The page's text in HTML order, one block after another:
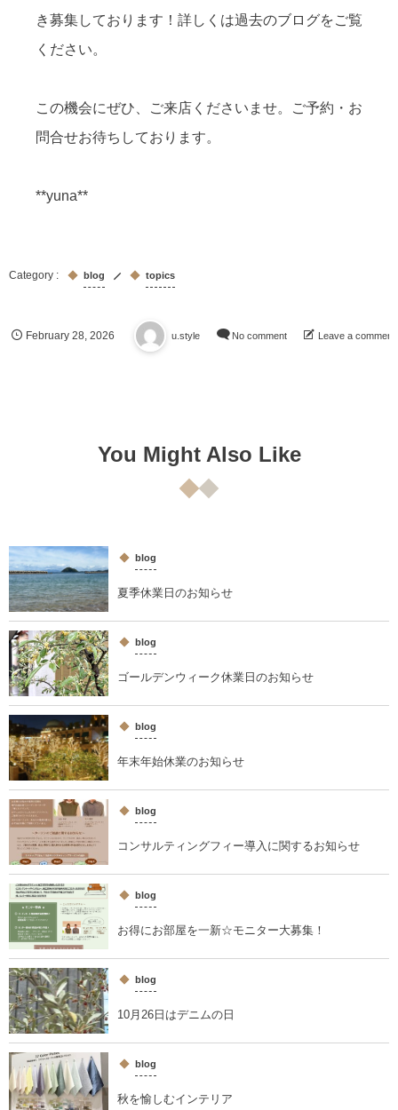
き募集しております！詳しくは過去のブログをご覧
ください。
この機会にぜひ、ご来店くださいませ。ご予約・お
問合せお待ちしております。
**yuna**
blog topics
February 28 ,2026 u.style No comment Leave a comment
You Might Also Like
blog
夏季休業日のお知らせ
blog
ゴールデンウィーク休業日のお知らせ
blog
年末年始休業のお知らせ
blog
コンサルティングフィー導入に関するお知らせ
blog
お得にお部屋を一新☆モニター大募集！
blog
10月26日はデニムの日
blog
秋を愉しむインテリア